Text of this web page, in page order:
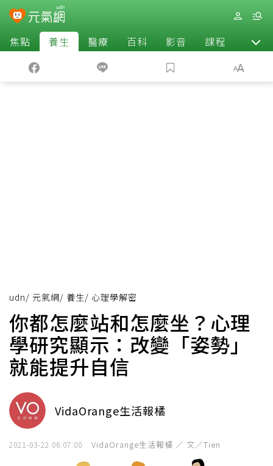
焦點 養生 醫療 百科 影音 課程 退休
udn/ 元氣網/ 養生/ 心理學解密
你都怎麼站和怎麼坐？心理
學研究顯示：改變「姿勢」
就能提升自信
VidaOrange生活報橘
2021-03-22 06:07:00 VidaOrange生活報橘 ／ 文／Tien